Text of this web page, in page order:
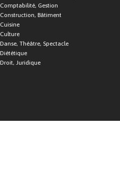
Comptabilité, Gestion
Construction, Bâtiment
Cuisine
Culture
Danse, Théâtre, Spectacle
Diététique
Droit, Juridique